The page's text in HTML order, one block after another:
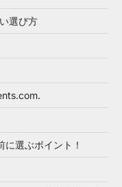
選び方
選ぶポイント！